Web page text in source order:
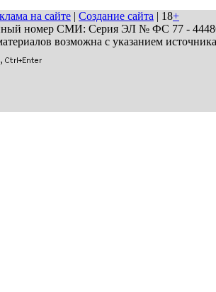
на сайте | Создание сайта | 18+
номер СМИ: Серия ЭЛ № ФС 77 - 44486
возможна с указанием